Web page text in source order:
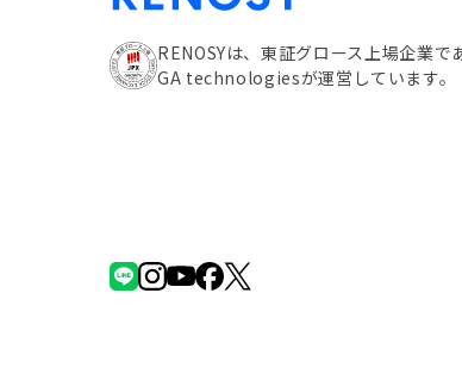
RENOSYは、東証グロース上場企業で
GA technologiesが運営しています。